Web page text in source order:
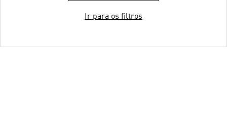
Ir para os filtros